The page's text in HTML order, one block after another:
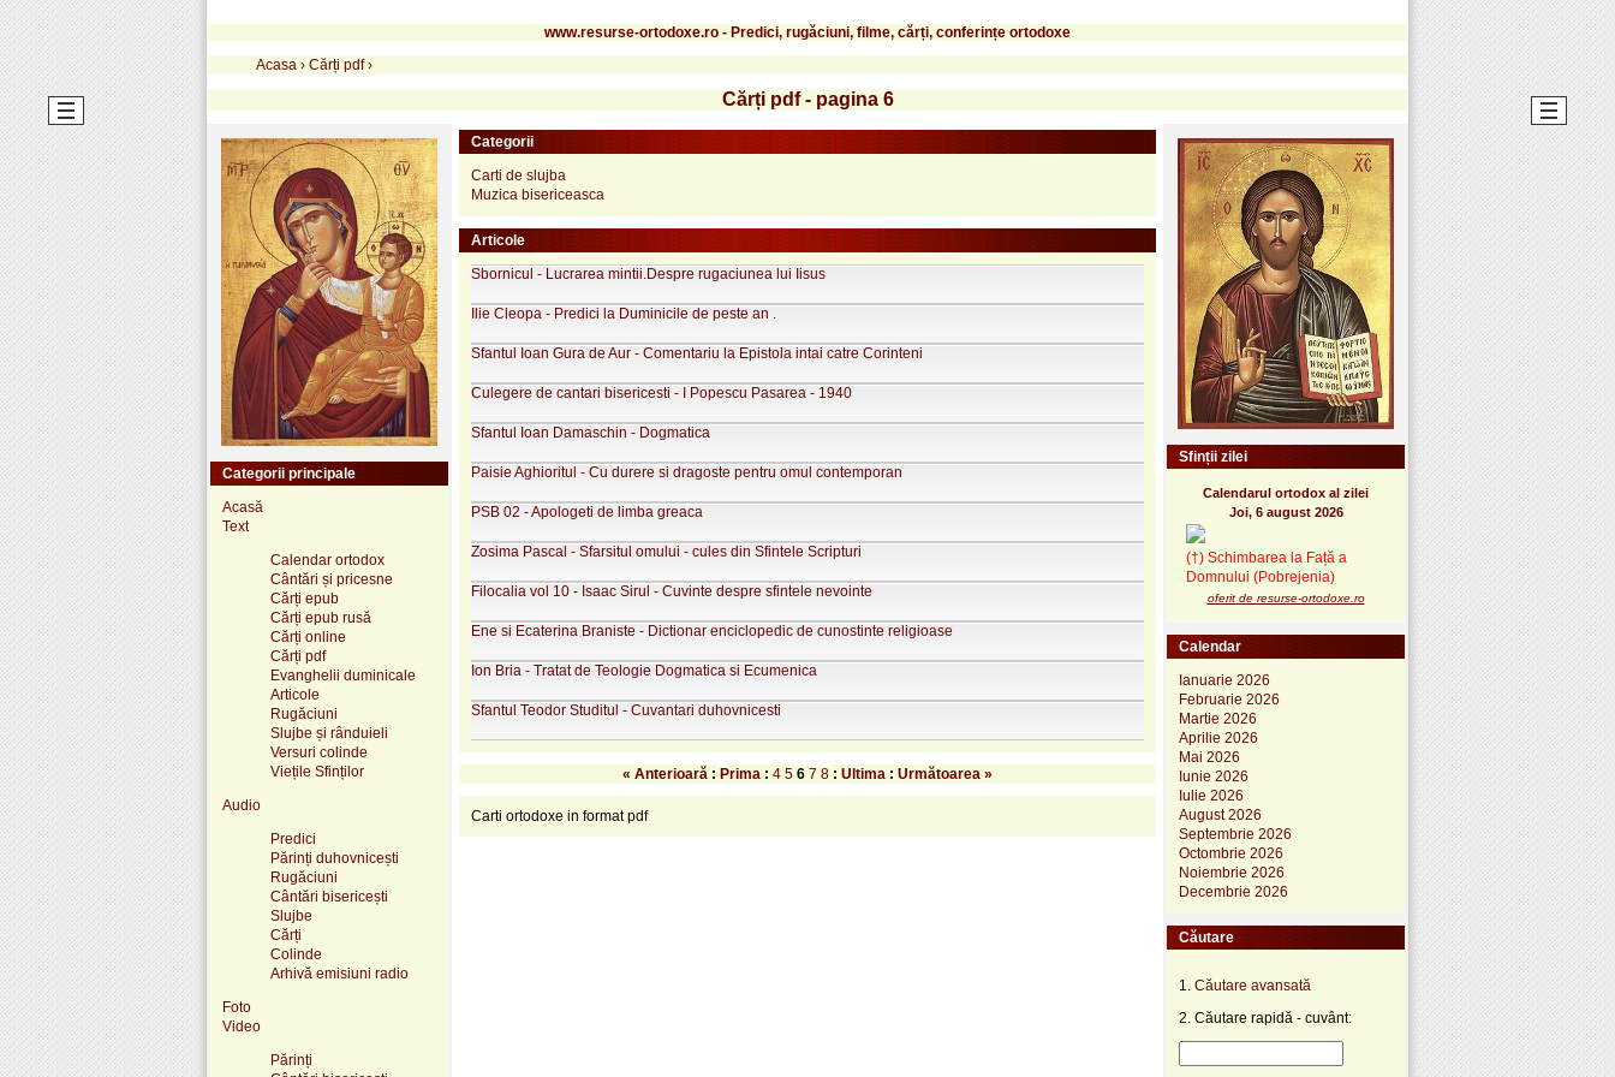
www.resurse-ortodoxe.ro - Predici, rugăciuni, filme, cărți, conferințe ortodoxe
Acasa › Cărți pdf›
Cărți pdf - pagina 6
Categorii principale
Acasă
Text
Calendar ortodox
Cântări și pricesne
Cărți epub
Cărți epub rusă
Cărți online
Cărți pdf
Evanghelii duminicale
Articole
Rugăciuni
Slujbe și rânduieli
Versuri colinde
Viețile Sfinților
Audio
Predici
Părinți duhovnicești
Rugăciuni
Cântări bisericești
Slujbe
Cărți
Colinde
Arhivă emisiuni radio
Foto
Video
Părinți
Categorii
Carti de slujba
Muzica bisericeasca
Articole
Sbornicul - Lucrarea mintii.Despre rugaciunea lui Iisus
Ilie Cleopa - Predici la Duminicile de peste an .
Sfantul Ioan Gura de Aur - Comentariu la Epistola intai catre Corinteni
Culegere de cantari bisericesti - I Popescu Pasarea - 1940
Sfantul Ioan Damaschin - Dogmatica
Paisie Aghioritul - Cu durere si dragoste pentru omul contemporan
PSB 02 - Apologeti de limba greaca
Zosima Pascal - Sfarsitul omului - cules din Sfintele Scripturi
Filocalia vol 10 - Isaac Sirul - Cuvinte despre sfintele nevointe
Ene si Ecaterina Braniste - Dictionar enciclopedic de cunostinte religioase
Ion Bria - Tratat de Teologie Dogmatica si Ecumenica
Sfantul Teodor Studitul - Cuvantari duhovnicesti
« Anterioară : Prima : 4 5 6 7 8 : Ultima : Următoarea »
Carti ortodoxe in format pdf
Sfinții zilei
Calendarul ortodox al zilei
Joi, 6 august 2026
(†) Schimbarea la Față a
Domnului (Pobrejenia)
oferit de resurse-ortodoxe.ro
Calendar
Ianuarie 2026
Februarie 2026
Martie 2026
Aprilie 2026
Mai 2026
Iunie 2026
Iulie 2026
August 2026
Septembrie 2026
Octombrie 2026
Noiembrie 2026
Decembrie 2026
Căutare
1. Căutare avansată
2. Căutare rapidă - cuvânt: